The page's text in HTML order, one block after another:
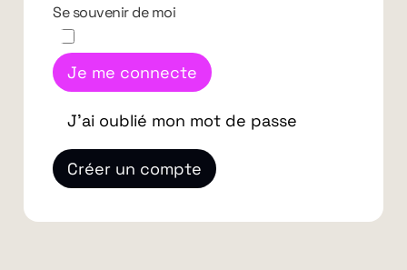
Se souvenir de moi
Je me connecte
J'ai oublié mon mot de passe
Créer un compte